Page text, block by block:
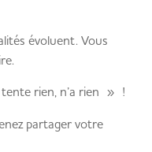
évoluent. Vous
rien, n’a rien » !
partager votre